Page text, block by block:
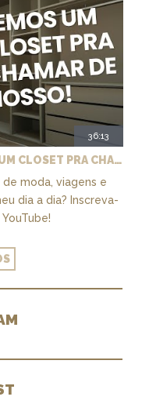
36:13
EP. 6: A SAGA DA CASA - TEMOS UM CLOSET PRA CHAMAR DE NOSSO + MARCENARIA E PAISAGISMO
moda, viagens e
dia a dia? Inscreva-